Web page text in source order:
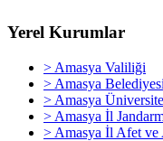
Yerel Kurumlar
> Amasya Valiliği
> Amasya Belediyesi
> Amasya
> Amasya İl
> Amasya İl Afet